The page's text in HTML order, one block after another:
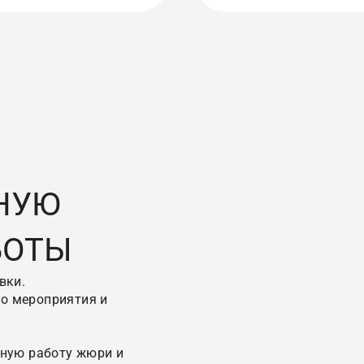
мероприятия и
работу жюри и